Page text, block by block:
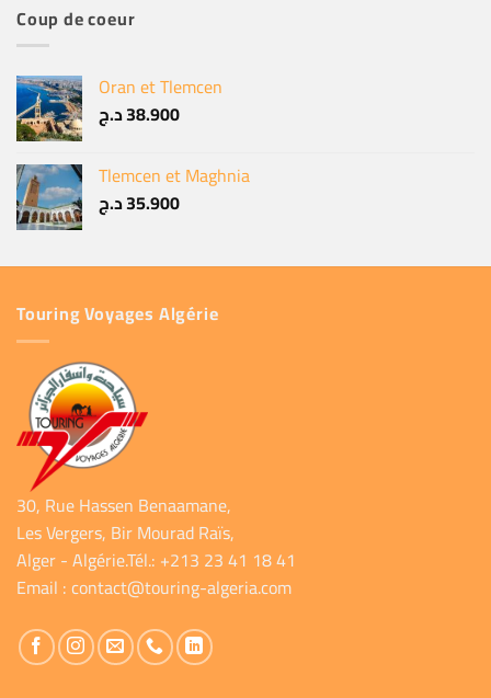
Coup de coeur
Oran et Tlemcen
38.900د.ج
Tlemcen et Maghnia
35.900د.ج
Touring Voyages Algérie
30, Rue Hassen Benaamane,
Les Vergers, Bir Mourad Raïs,
Alger - Algérie.Tél.: +213 23 41 18 41
Email :contact@touring-algeria.com